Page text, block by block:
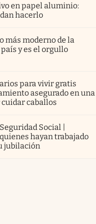
en papel aluminio:
hacerlo
más moderno de la
y es el orgullo
para vivir gratis
asegurado en una
caballos
Social |
hayan trabajado
jubilación